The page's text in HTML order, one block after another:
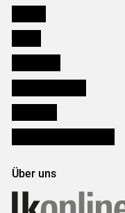
Über uns